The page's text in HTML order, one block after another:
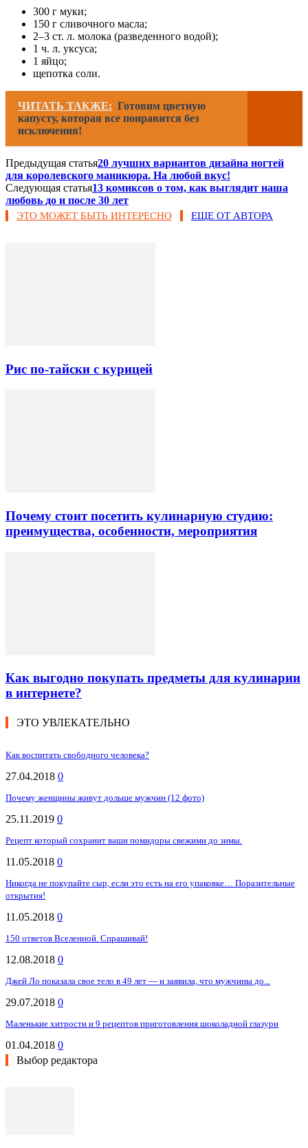
300 г муки;
150 г сливочного масла;
2–3 ст. л. молока (разведенного водой);
1 ч. л. уксуса;
1 яйцо;
щепотка соли.
ЧИТАТЬ ТАКЖЕ: Готовим цветную
капусту, которая все понравится без
исключения!
Предыдущая статья20 лучших вариантов дизайна ногтей
для королевского маникюра. На любой вкус!
Следующая статья13 комиксов о том, как выглядит наша
любовь до и после 30 лет
ЭТО МОЖЕТ БЫТЬ ИНТЕРЕСНО ЕЩЕ ОТ АВТОРА
Рис по-тайски с курицей
Почему стоит посетить кулинарную студию:
преимущества, особенности, мероприятия
Как выгодно покупать предметы для кулинарии
в интернете?
ЭТО УВЛЕКАТЕЛЬНО
Как воспитать свободного человека?
27.04.2018 0
Почему женщины живут дольше мужчин (12 фото)
25.11.2019 0
Рецепт который сохранит ваши помидоры свежими до зимы.
11.05.2018 0
Никогда не покупайте сыр, если это есть на его упаковке… Поразительные
открытия!
11.05.2018 0
150 ответов Вселенной. Спрашивай!
12.08.2018 0
Джей Ло показала свое тело в 49 лет — и заявила, что мужчины до...
29.07.2018 0
Маленькие хитрости и 9 рецептов приготовления шоколадной глазури
01.04.2018 0
Выбор редактора